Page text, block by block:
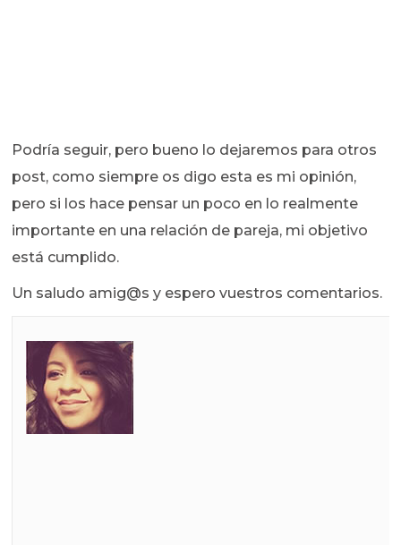
Podría seguir, pero bueno lo dejaremos para otros
post, como siempre os digo esta es mi opinión,
pero si los hace pensar un poco en lo realmente
importante en una relación de pareja, mi objetivo
está cumplido.
Un saludo amig@s y espero vuestros comentarios.